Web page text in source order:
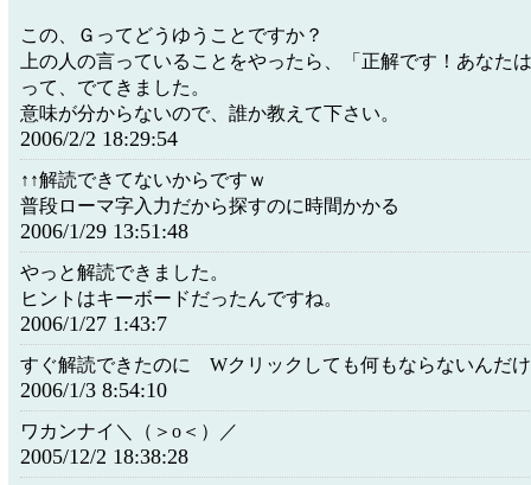
この、Ｇってどうゆうことですか？
上の人の言っていることをやったら、「正解です！あなた
って、でてきました。
意味が分からないので、誰か教えて下さい。
2006/2/2 18:29:54
↑↑解読できてないからですｗ
普段ローマ字入力だから探すのに時間かかる
2006/1/29 13:51:48
やっと解読できました。
ヒントはキーボードだったんですね。
2006/1/27 1:43:7
すぐ解読できたのに Wクリックしても何もならないんだ
2006/1/3 8:54:10
ワカンナイ＼（＞o＜）／
2005/12/2 18:38:28